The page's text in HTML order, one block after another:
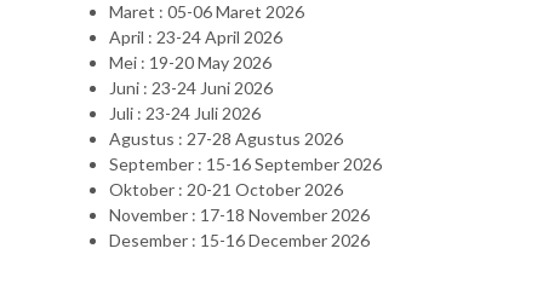
Maret : 05-06 Maret 2026
April : 23-24 April 2026
Mei : 19-20 May 2026
Juni : 23-24 Juni 2026
Juli : 23-24 Juli 2026
Agustus : 27-28 Agustus 2026
September : 15-16 September 2026
Oktober : 20-21 October 2026
November : 17-18 November 2026
Desember : 15-16 December 2026